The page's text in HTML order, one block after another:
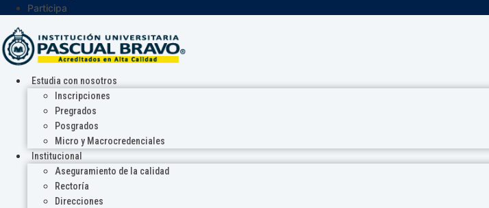
Participa
Estudia con nosotros
Inscripciones
Pregrados
Posgrados
Micro y Macrocredenciales
Institucional
Aseguramiento de la calidad
Rectoría
Direcciones